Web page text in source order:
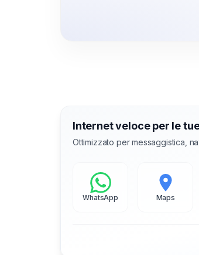
Internet veloce per le
Ottimizzato per messaggistica,
WhatsApp Maps